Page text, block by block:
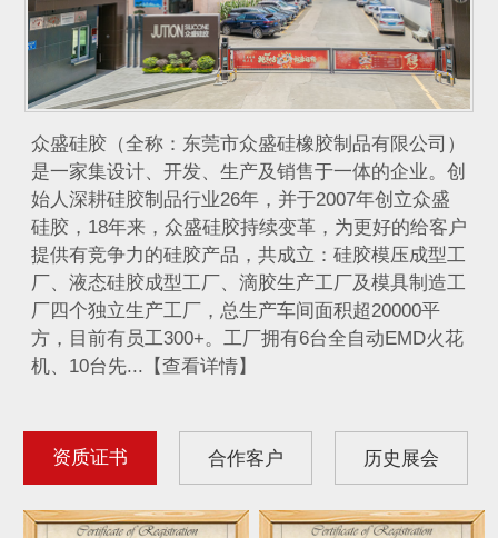
众盛硅胶（全称：东莞市众盛硅橡胶制品有限公司）
是一家集设计、开发、生产及销售于一体的企业。创
始人深耕硅胶制品行业26年，并于2007年创立众盛
硅胶，18年来，众盛硅胶持续变革，为更好的给客户
提供有竞争力的硅胶产品，共成立：硅胶模压成型工
厂、液态硅胶成型工厂、滴胶生产工厂及模具制造工
厂四个独立生产工厂，总生产车间面积超20000平
方，目前有员工300+。工厂拥有6台全自动EMD火花
机、10台先...【查看详情】
资质证书 合作客户 历史展会